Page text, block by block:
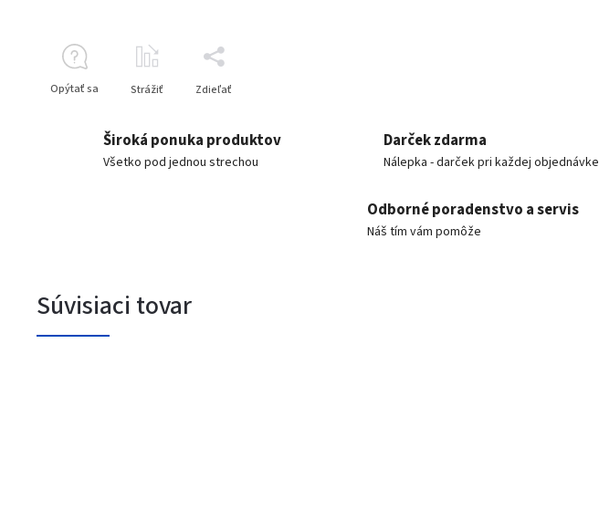
Opýtať sa Strážiť Zdieľať
Široká ponuka produktov
Všetko pod jednou strechou
Darček zdarma
Nálepka - darček pri každej objednávke
Odborné poradenstvo a servis
Náš tím vám pomôže
Súvisiaci tovar